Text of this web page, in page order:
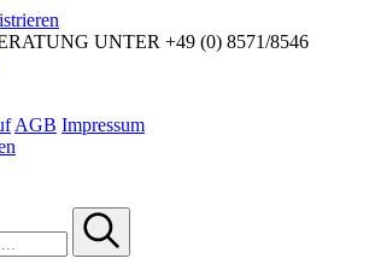
UNTER +49 (0) 8571/8546
AGB Impressum